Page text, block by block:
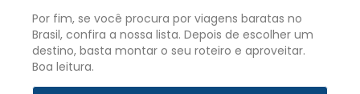
Por fim, se você procura por viagens baratas no
Brasil, confira a nossa lista. Depois de escolher um
destino, basta montar o seu roteiro e aproveitar.
Boa leitura.